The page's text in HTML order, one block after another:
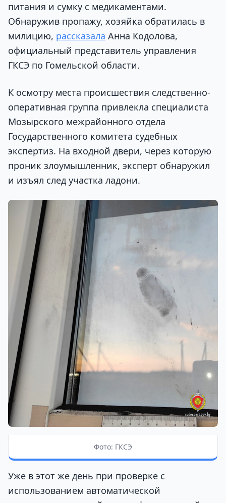
питания и сумку с медикаментами.
Обнаружив пропажу, хозяйка обратилась в
милицию, рассказала Анна Кодолова,
официальный представитель управления
ГКСЭ по Гомельской области.
К осмотру места происшествия следственно-
оперативная группа привлекла специалиста
Мозырского межрайонного отдела
Государственного комитета судебных
экспертиз. На входной двери, через которую
проник злоумышленник, эксперт обнаружил
и изъял след участка ладони.
Фото: ГКСЭ
Уже в этот же день при проверке с
использованием автоматической